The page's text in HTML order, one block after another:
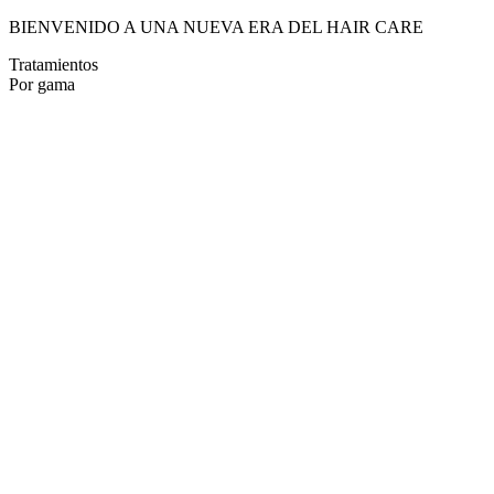
BIENVENIDO A UNA NUEVA ERA DEL HAIR CARE
Tratamientos
Por gama